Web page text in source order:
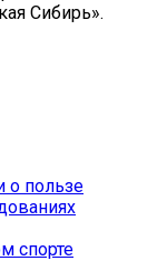
Сибирь».
о пользе
спорте